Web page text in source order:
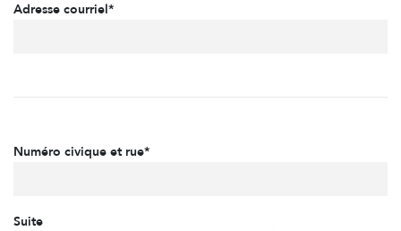
Adresse courriel*
Numéro civique et rue*
Suite